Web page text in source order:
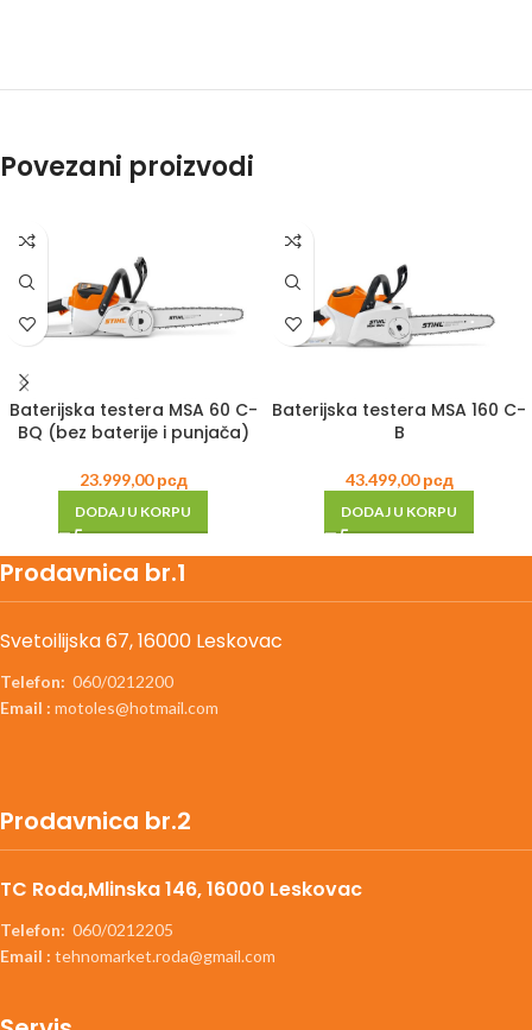
Povezani proizvodi
Baterijska testera MSA 60 C-
BQ (bez baterije i punjača)
23.999,00рсд
DODAJ U KORPU
Baterijska testera MSA 160 C-
B
43.499,00рсд
DODAJ U KORPU
Prodavnica br.1
Svetoilijska 67, 16000 Leskovac
Telefon: 060/0212200
Email : motoles@hotmail.com
Prodavnica br.2
TC Roda,Mlinska 146, 16000 Leskovac
Telefon: 060/0212205
Email : tehnomarket.roda@gmail.com